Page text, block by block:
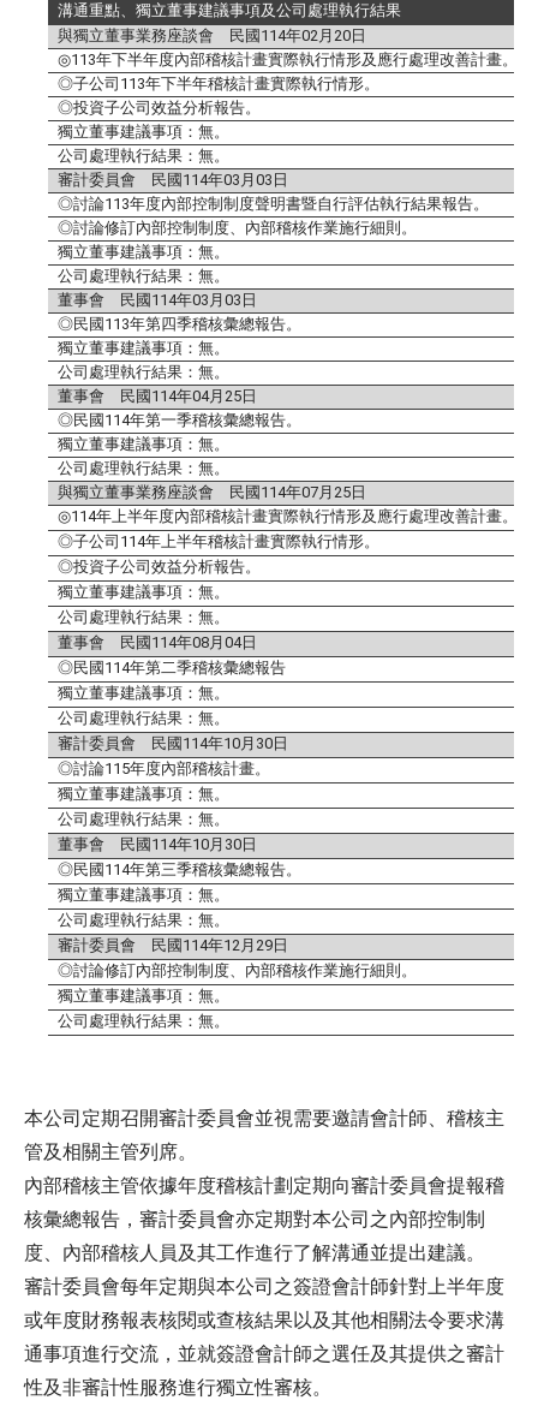
溝通重點、獨立董事建議事項及公司處理執行結果
與獨立董事業務座談會 民國 114年02月 20日
◎113年下半年度內部稽核計畫實際執行情形及應行處理改善計畫。
◎子公司 113年下半年稽核計畫實際執行情形。
◎投資子公司效益分析報告。
獨立董事建議事項：無。
公司處理執行結果：無。
審計委員會 民國 114年03 月 03 日
◎討論113年度內部控制制度聲明書暨自行評估執行結果報告。
◎討論修訂內部控制制度、內部稽核作業施行細則。
獨立董事建議事項：無。
公司處理執行結果：無。
董事會 民國 114年03 月 03 日
◎民國 113年第四季稽核彙總報告。
獨立董事建議事項：無。
公司處理執行結果：無。
董事會 民國 114年04月 25日
◎民國 114年第一季稽核彙總報告。
獨立董事建議事項：無。
公司處理執行結果：無。
與獨立董事業務座談會 民國 114年07月 25日
◎114年上半年度內部稽核計畫實際執行情形及應行處理改善計畫。
◎子公司 114年上半年稽核計畫實際執行情形。
◎投資子公司效益分析報告。
獨立董事建議事項：無。
公司處理執行結果：無。
董事會 民國 114年08月 04日
◎民國 114年第二季稽核彙總報告
獨立董事建議事項：無。
公司處理執行結果：無。
審計委員會 民國 114年10月 30日
◎討論115年度內部稽核計畫。
獨立董事建議事項：無。
公司處理執行結果：無。
董事會 民國 114年10月 30日
◎民國 114年第三季稽核彙總報告。
獨立董事建議事項：無。
公司處理執行結果：無。
審計委員會 民國 114年12月 29日
◎討論修訂內部控制制度、內部稽核作業施行細則。
獨立董事建議事項：無。
公司處理執行結果：無。
本公司定期召開審計委員會並視需要邀請會計師、稽核主
管及相關主管列席。
內部稽核主管依據年度稽核計劃定期向審計委員會提報稽
核彙總報告，審計委員會亦定期對本公司之內部控制制
度、內部稽核人員及其工作進行了解溝通並提出建議。
審計委員會每年定期與本公司之簽證會計師針對上半年度
或年度財務報表核閱或查核結果以及其他相關法令要求溝
通事項進行交流，並就簽證會計師之選任及其提供之審計
性及非審計性服務進行獨立性審核。